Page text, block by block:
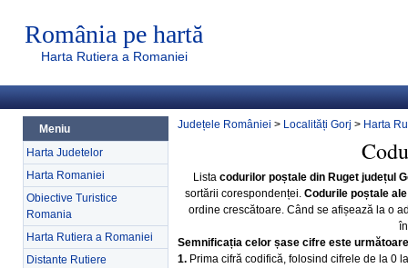
România pe hartă
Harta Rutiera a Romaniei
Meniu
Harta Judetelor
Harta Romaniei
Obiective Turistice
Romania
Harta Rutiera a Romaniei
Distante Rutiere
Județele României > Localități Gorj > Harta
Lista codurilor poștale din Ruget județul
sortării corespondenței. Codurile poștale
ordine crescătoare. Când se afișează la o
Semnificația celor șase cifre este
1. Prima cifră codifică, folosind cifrele de la 0